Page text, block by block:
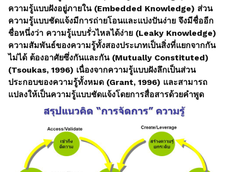
ความรู้แบบฝังอยู่ภายใน (Embedded Knowledge) ส่วน
ความรู้แบบชัดแจ้งมีการถ่ายโอนและแบ่งปันง่าย จึงมีชื่ออีก
ชื่อหนึ่งว่า ความรู้แบบรั่วไหลได้ง่าย (Leaky Knowledge)
ความสัมพันธ์ของความรู้ทั้งสองประเภทเป็นสิ่งที่แยกจากกัน
ไม่ได้ ต้องอาศัยซึ่งกันและกัน (Mutually Constituted)
(Tsoukas, 1996) เนื่องจากความรู้แบบฝังลึกเป็นส่วน
ประกอบของความรู้ทั้งหมด (Grant, 1996) และสามารถ
แปลงให้เป็นความรู้แบบชัดแจ้งโดยการสื่อสารด้วยคำพูด